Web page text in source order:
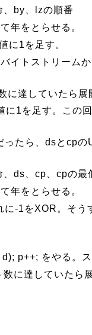
、by、lzの順番
年をとらせる。
に1を足す。
イトストリーム
に達していたら展
1を足す。この
たら、dsとcpの
、ds、cp、cpの最
年をとらせる。
-1をXOR。そう
p++; をやる。ス
に達していたら